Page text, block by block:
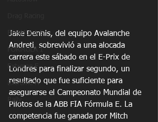
FORMULA E
FORMULA 1
Extreme E
Extreme H
Rally
Jake Dennis, del equipo Avalanche
Andreti, sobrevivió a una alocada
carrera este sábado en el E-Prix de
Londres para finalizar segundo, un
resultado que fue suficiente para
asegurarse el Campeonato Mundial de
Pilotos de la ABB FIA Fórmula E. La
competencia fue ganada por Mitch